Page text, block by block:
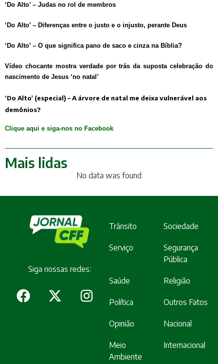
‘Do Alto’ – Judas no rol de membros
‘Do Alto’ – Diferenças entre o justo e o injusto, perante Deus
‘Do Alto’ – O que significa pano de saco e cinza na Bíblia?
Vídeo chocante mostra verdade por trás da suposta celebração do
nascimento de Jesus ‘no natal’
‘Do Alto’ (especial) – A árvore de natal me deixa vulnerável aos
demônios?
Clique aqui e siga-nos no Facebook
Mais lidas
No data was found
Siga nossas redes:
Trânsito Sociedade
Serviço
Segurança
Pública
Saúde Religião
Política Outros Fatos
Opinião Nacional
Meio
Ambiente
Internacional